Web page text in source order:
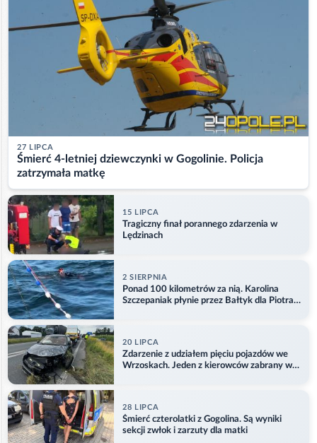
27 LIPCA
Śmierć 4-letniej dziewczynki w Gogolinie. Policja
zatrzymała matkę
15 LIPCA
Tragiczny finał porannego zdarzenia w
Lędzinach
2 SIERPNIA
Ponad 100 kilometrów za nią. Karolina
Szczepaniak płynie przez Bałtyk dla Piotra.
20 LIPCA
Zdarzenie z udziałem pięciu pojazdów we
Wrzoskach. Jeden z kierowców zabrany w
28 LIPCA
Śmierć czterolatki z Gogolina. Są wyniki
sekcji zwłok i zarzuty dla matki